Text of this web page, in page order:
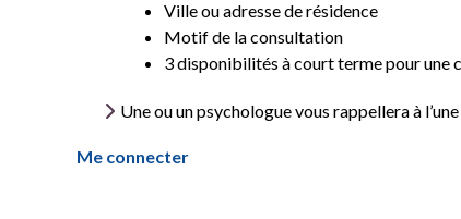
Ville ou adresse de résidence
Motif de la consultation
3 disponibilités à court terme pour une
Une ou un psychologue vous rappellera à
Me connecter